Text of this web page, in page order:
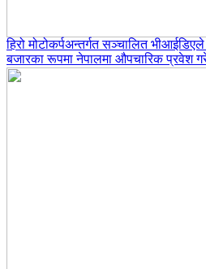
हिरो मोटोकर्पअन्तर्गत सञ्चालित
बजारका रूपमा नेपालमा औपचारिक प्रवेश